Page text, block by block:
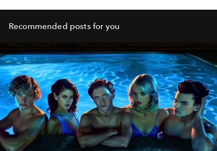
Recommended posts for you